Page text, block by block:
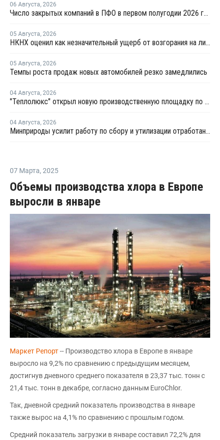
06 Августа, 2026
Число закрытых компаний в ПФО в первом полугодии 2026 года вдвое превысило число новых
05 Августа, 2026
НКНХ оценил как незначительный ущерб от возгорания на линии полистирола
05 Августа, 2026
Темпы роста продаж новых автомобилей резко замедлились
04 Августа, 2026
"Теплолюкс" открыл новую производственную площадку по выпуску инженерных систем
04 Августа, 2026
Минприроды усилит работу по сбору и утилизации отработанных шин
07 Марта, 2025
Объемы производства хлора в Европе
выросли в январе
Маркет Репорт-- Производство хлора в Европе в январе
выросло на 9,2% по сравнению с предыдущим месяцем,
достигнув дневного среднего показателя в 23,37 тыс. тонн с
21,4 тыс. тонн в декабре, согласно данным EuroChlor.
Так, дневной средний показатель производства в январе
также вырос на 4,1% по сравнению с прошлым годом.
Средний показатель загрузки в январе составил 72,2% для